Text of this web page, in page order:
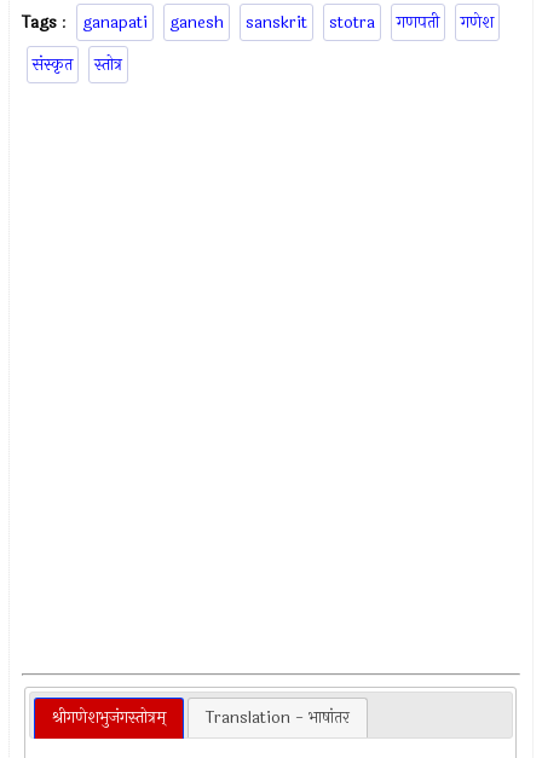
Tags : ganapati ganesh sanskrit stotra गणपती
गणेश
संस्कृत
स्तोत्र
श्रीगणेशभुजंगस्तोत्रम् Translation - भाषांतर